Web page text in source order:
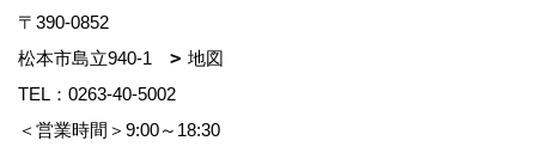
〒390-0852
松本市島立940-1
地図
TEL： 0263-40-5002
＜営業時間＞9:00～18:30